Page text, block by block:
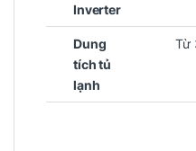
Inverter
Dung
tích tủ
lạnh
Từ